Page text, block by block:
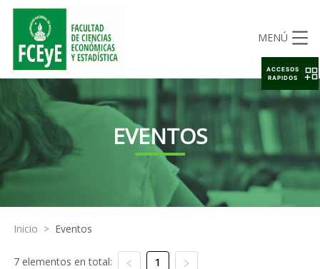
MENÚ
EVENTOS
Inicio > Eventos
7 elementos en total: 1
ACCESOS
RAPIDOS